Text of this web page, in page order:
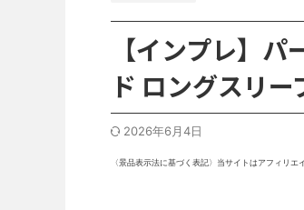
【インプレ】
ド ロングスリ
2026年6月4日
〈景品表示法に基づく表記〉当サイトはアフィリエ